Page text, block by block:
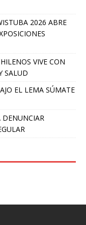
2026 ABRE
VIVE CON
SALUD
EL LEMA SÚMATE
DENUNCIAR